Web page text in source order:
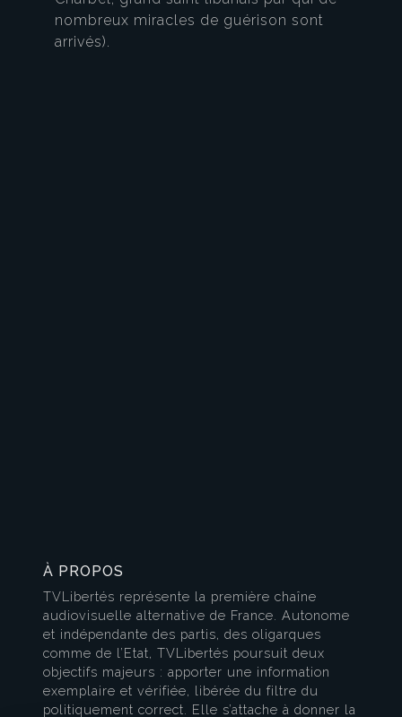
nombreux miracles de guérison sont
arrivés).
À PROPOS
TVLibertés représente la première chaîne
audiovisuelle alternative de France. Autonome
et indépendante des partis, des oligarques
comme de l’Etat, TVLibertés poursuit deux
objectifs majeurs : apporter une information
exemplaire et vérifiée, libérée du filtre du
politiquement correct. Elle s’attache à donner la